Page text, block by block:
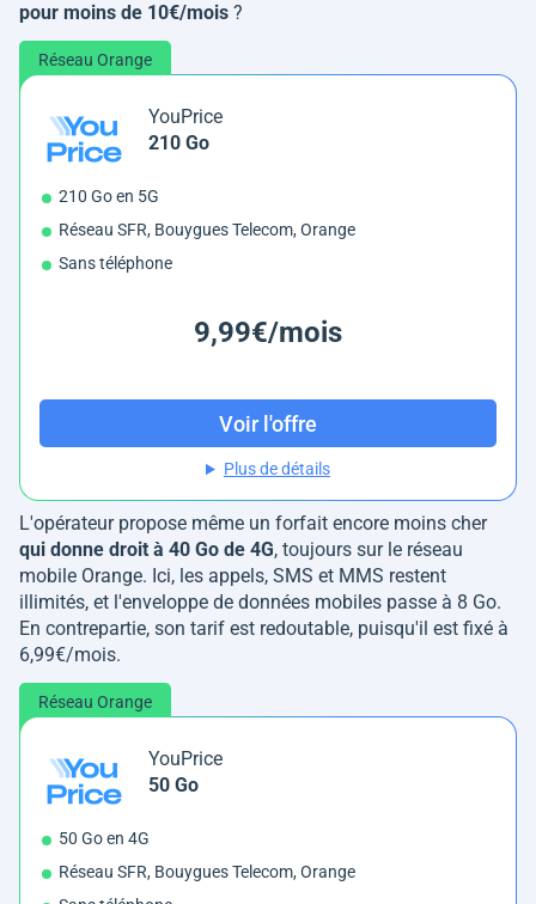
pour moins de 10€/mois ?
Réseau Orange
YouPrice
210 Go
210 Go en 5G
Réseau SFR, Bouygues Telecom, Orange
Sans téléphone
9,99€/mois
Voir l'offre
Plus de détails
L'opérateur propose même un forfait encore moins cher
qui donne droit à 40 Go de 4G, toujours sur le réseau
mobile Orange. Ici, les appels, SMS et MMS restent
illimités, et l'enveloppe de données mobiles passe à 8 Go.
En contrepartie, son tarif est redoutable, puisqu'il est fixé à
6,99€/mois.
Réseau Orange
YouPrice
50 Go
50 Go en 4G
Réseau SFR, Bouygues Telecom, Orange